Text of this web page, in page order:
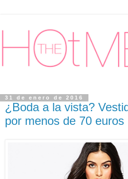
31 de enero de 2016
¿Boda a la vista?
por menos de 70 euros